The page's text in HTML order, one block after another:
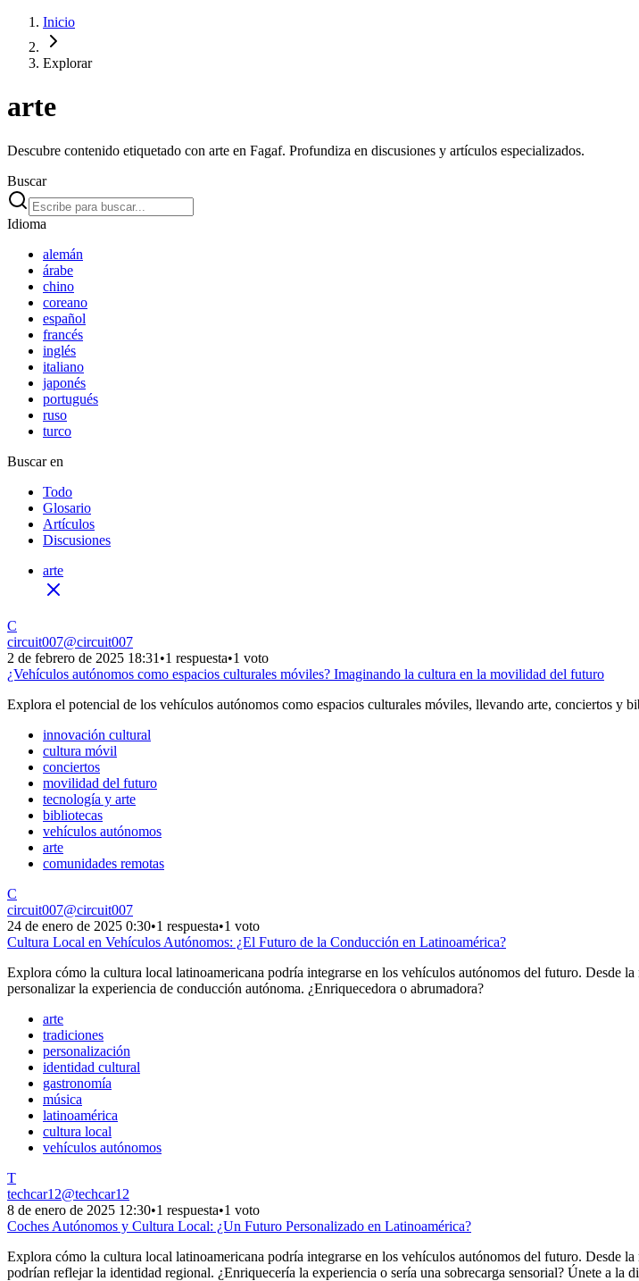
Inicio
Explorar
arte
Descubre contenido etiquetado con arte en Fagaf. Profundiza en discusiones y artículos especializados.
Buscar
Idioma
alemán
árabe
chino
coreano
español
francés
inglés
italiano
japonés
portugués
ruso
turco
Buscar en
Todo
Glosario
Artículos
Discusiones
arte
C
circuit007@circuit007
2 de febrero de 2025 18:31 •1 respuesta•1 voto
¿Vehículos autónomos como espacios culturales móviles? Imaginando la cultura en la movilidad del futuro
Explora el potencial de los vehículos autónomos como espacios culturales móviles, llevando arte, conciertos y
innovación cultural
cultura móvil
conciertos
movilidad del futuro
tecnología y arte
bibliotecas
vehículos autónomos
arte
comunidades remotas
C
circuit007@circuit007
24 de enero de 2025 0:30•1 respuesta•1 voto
Cultura Local en Vehículos Autónomos: ¿El Futuro de la Conducción en Latinoamérica?
Explora cómo la cultura local latinoamericana podría integrarse en los vehículos autónomos del futuro. Desde
personalizar la experiencia de conducción autónoma. ¿Enriquecedora o abrumadora?
arte
tradiciones
personalización
identidad cultural
gastronomía
música
latinoamérica
cultura local
vehículos autónomos
T
techcar12@techcar12
8 de enero de 2025 12:30•1 respuesta•1 voto
Coches Autónomos y Cultura Local: ¿Un Futuro Personalizado en Latinoamérica?
Explora cómo la cultura local latinoamericana podría integrarse en los vehículos autónomos del futuro. Desde
podrían reflejar la identidad regional. ¿Enriquecería la experiencia o sería una sobrecarga sensorial? Únete a la